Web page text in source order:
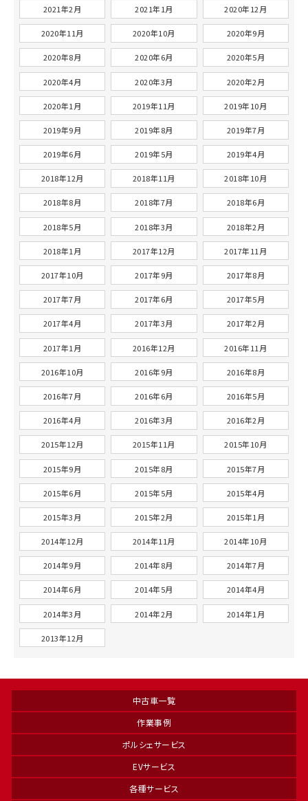
2021年2月 2021年1月 2020年12月
2020年11月 2020年10月 2020年9月
2020年8月 2020年6月 2020年5月
2020年4月 2020年3月 2020年2月
2020年1月 2019年11月 2019年10月
2019年9月 2019年8月 2019年7月
2019年6月 2019年5月 2019年4月
2018年12月 2018年11月 2018年10月
2018年8月 2018年7月 2018年6月
2018年5月 2018年3月 2018年2月
2018年1月 2017年12月 2017年11月
2017年10月 2017年9月 2017年8月
2017年7月 2017年6月 2017年5月
2017年4月 2017年3月 2017年2月
2017年1月 2016年12月 2016年11月
2016年10月 2016年9月 2016年8月
2016年7月 2016年6月 2016年5月
2016年4月 2016年3月 2016年2月
2015年12月 2015年11月 2015年10月
2015年9月 2015年8月 2015年7月
2015年6月 2015年5月 2015年4月
2015年3月 2015年2月 2015年1月
2014年12月 2014年11月 2014年10月
2014年9月 2014年8月 2014年7月
2014年6月 2014年5月 2014年4月
2014年3月 2014年2月 2014年1月
2013年12月
中古車一覧
作業事例
ポルシェサービス
EVサービス
各種サービス